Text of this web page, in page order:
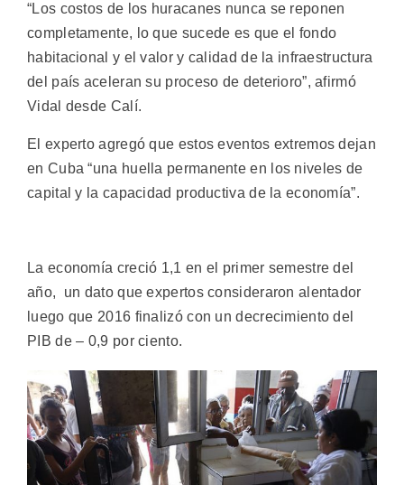
“Los costos de los huracanes nunca se reponen
completamente, lo que sucede es que el fondo
habitacional y el valor y calidad de la infraestructura
del país aceleran su proceso de deterioro”, afirmó
Vidal desde Calí.
El experto agregó que estos eventos extremos dejan
en Cuba “una huella permanente en los niveles de
capital y la capacidad productiva de la economía”.
La economía creció 1,1 en el primer semestre del
año, un dato que expertos consideraron alentador
luego que 2016 finalizó con un decrecimiento del
PIB de – 0,9 por ciento.